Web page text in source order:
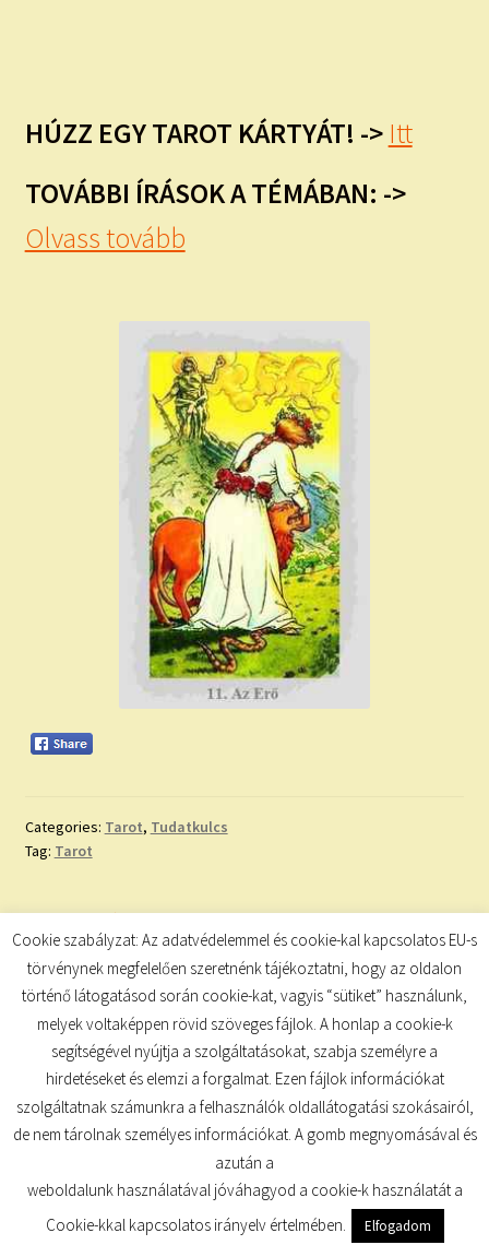
HÚZZ EGY TAROT KÁRTYÁT! -> Itt
TOVÁBBI ÍRÁSOK A TÉMÁBAN: ->
Olvass tovább
Categories: Tarot, Tudatkulcs
Tag: Tarot
Bejegyzés
navigáció
post:
post:
© TUDATKULCS 2026
Cookie szabályzat: Az adatvédelemmel és cookie-kal kapcsolatos EU-s
törvénynek megfelelően szeretnénk tájékoztatni, hogy az oldalon
történő látogatásod során cookie-kat, vagyis “sütiket” használunk,
melyek voltaképpen rövid szöveges fájlok. A honlap a cookie-k
segítségével nyújtja a szolgáltatásokat, szabja személyre a
hirdetéseket és elemzi a forgalmat. Ezen fájlok információkat
szolgáltatnak számunkra a felhasználók oldallátogatási szokásairól,
de nem tárolnak személyes információkat. A gomb megnyomásával és
azután a
weboldalunk használatával jóváhagyod a cookie-k használatát a
Cookie-kkal kapcsolatos irányelv értelmében.
Elfogadom